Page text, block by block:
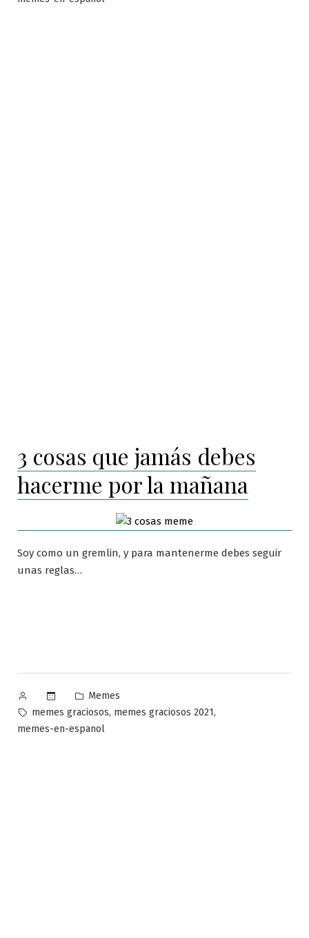
3 cosas que jamás debes
hacerme por la mañana
Soy como un gremlin, y para mantenerme debes seguir
unas reglas…
Publicado
por
Publicado
en
Memes
Etiquetas:
memes graciosos, memes graciosos 2021,
memes-en-espanol